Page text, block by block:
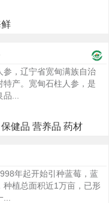
参，辽宁省宽甸满族自治
特产。宽甸石柱人参，是
...
健品 营养品 药材
年起开始引种蓝莓，蓝
种植总面积近1万亩，已形